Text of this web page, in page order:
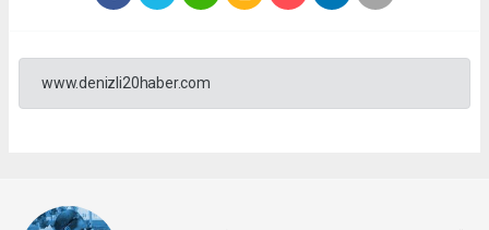
www.denizli20haber.com